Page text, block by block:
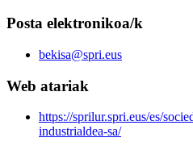
Posta elektronikoa/k
bekisa@spri.eus
Web atariak
https://sprilur.spri.eus/es/
industrialdea-sa/